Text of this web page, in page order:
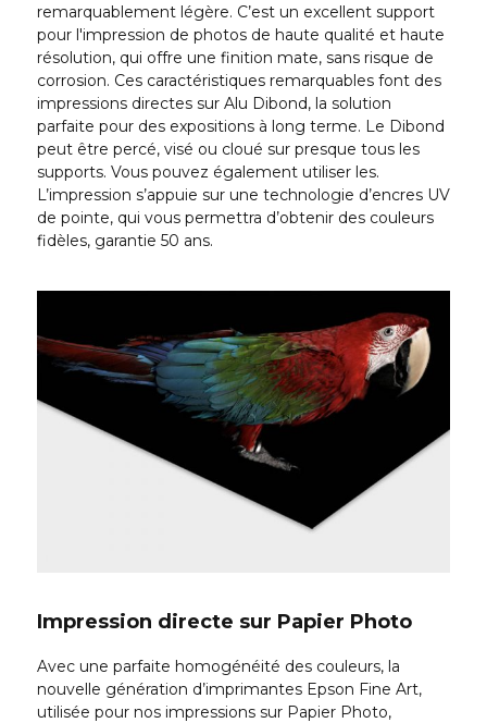
remarquablement légère. C’est un excellent support
pour l'impression de photos de haute qualité et haute
résolution, qui offre une finition mate, sans risque de
corrosion. Ces caractéristiques remarquables font des
impressions directes sur Alu Dibond, la solution
parfaite pour des expositions à long terme. Le Dibond
peut être percé, visé ou cloué sur presque tous les
supports. Vous pouvez également utiliser les.
L’impression s’appuie sur une technologie d’encres UV
de pointe, qui vous permettra d’obtenir des couleurs
fidèles, garantie 50 ans.
Impression directe sur Papier Photo
Avec une parfaite homogénéité des couleurs, la
nouvelle génération d’imprimantes Epson Fine Art,
utilisée pour nos impressions sur Papier Photo,